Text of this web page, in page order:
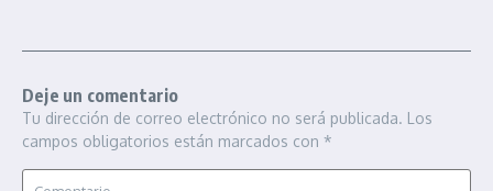
Deje un comentario
Tu dirección de correo electrónico no será publicada. Los
campos obligatorios están marcados con *